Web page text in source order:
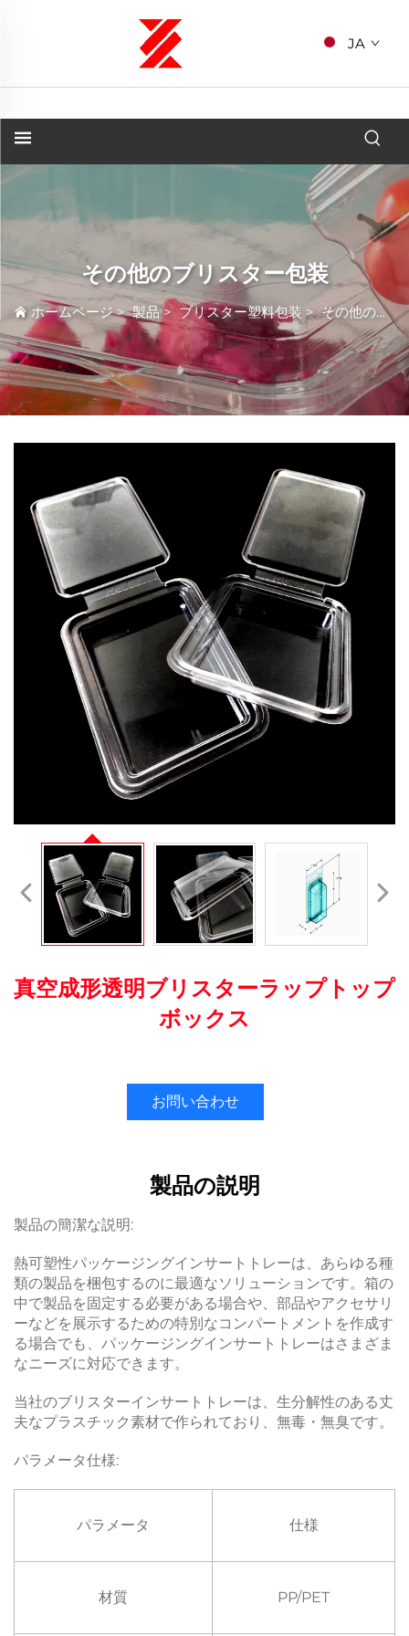
JA
その他のブリスター包装
ホームページ>製品>ブリスター塑料包装 >その他のブリスター包装
真空成形透明ブリスターラップトップ
ボックス
お問い合わせ
製品の説明
製品の簡潔な説明:
熱可塑性パッケージングインサートトレーは、あらゆる種
類の製品を梱包するのに最適なソリューションです。箱の
中で製品を固定する必要がある場合や、部品やアクセサリ
ーなどを展示するための特別なコンパートメントを作成す
る場合でも、パッケージングインサートトレーはさまざま
なニーズに対応できます。
当社のブリスターインサートトレーは、生分解性のある丈
夫なプラスチック素材で作られており、無毒・無臭です。
パラメータ仕様:
パラメータ 仕様
材質 PP/PET